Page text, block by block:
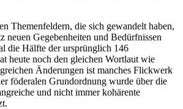
Themenfeldern, die sich gewandelt haben,
neuen Gegebenheiten und Bedürfnissen
die Hälfte der ursprünglich 146
heute noch den gleichen Wortlaut wie
Änderungen ist manches Flickwerk
föderalen Grundordnung wurde über die
und nicht immer kohärente